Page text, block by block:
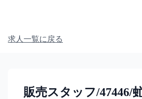
求人一覧に戻る
販売スタッフ/47446/